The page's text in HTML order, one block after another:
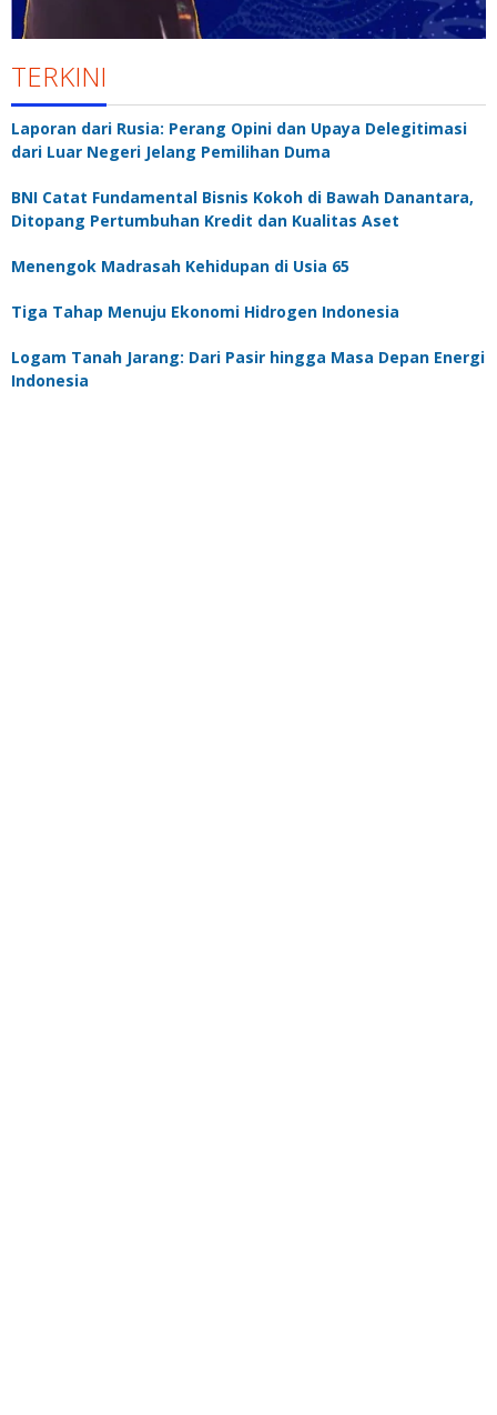
TERKINI
Laporan dari Rusia: Perang Opini dan Upaya Delegitimasi
dari Luar Negeri Jelang Pemilihan Duma
BNI Catat Fundamental Bisnis Kokoh di Bawah Danantara,
Ditopang Pertumbuhan Kredit dan Kualitas Aset
Menengok Madrasah Kehidupan di Usia 65
Tiga Tahap Menuju Ekonomi Hidrogen Indonesia
Logam Tanah Jarang: Dari Pasir hingga Masa Depan Energi
Indonesia